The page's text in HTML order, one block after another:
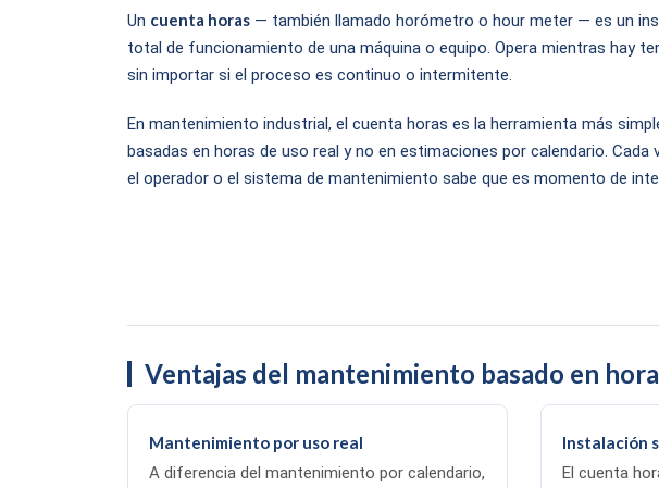
Un cuenta horas — también llamado horómetro o hour meter — es un
total de funcionamiento de una máquina o equipo. Opera mientras hay
sin importar si el proceso es continuo o intermitente.
En mantenimiento industrial, el cuenta horas es la herramienta más
basadas en horas de uso real y no en estimaciones por calendario.
el operador o el sistema de mantenimiento sabe que es momento de
Ventajas del mantenimiento basado en
Mantenimiento por uso real
A diferencia del mantenimiento por calendario,
Instalación
El cuenta